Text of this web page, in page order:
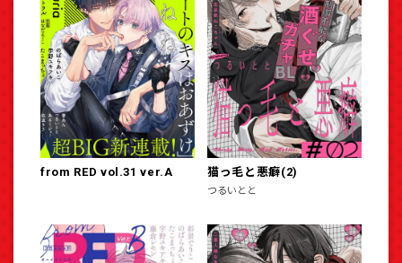
from RED vol.31 ver.A 猫っ毛と悪癖(2)
つるいとと